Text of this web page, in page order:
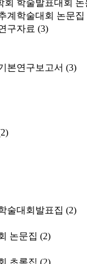
회 학술발표대회 논
계학술대회 논문집
구자료 (3)
본연구보고서 (3)
술대회발표집 (2)
논문집 (2)
초록집 (2)